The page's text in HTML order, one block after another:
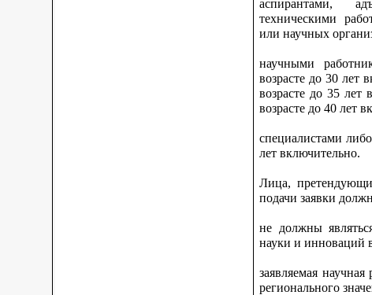
аспирантами,
техническими
или научных
научными
возрасте до 30 лет
возрасте до 35
возрасте до 40 лет
специалистами
лет включительно.
Лица,
подачи заявки
не должны
науки и инноваций
заявляемая
регионального